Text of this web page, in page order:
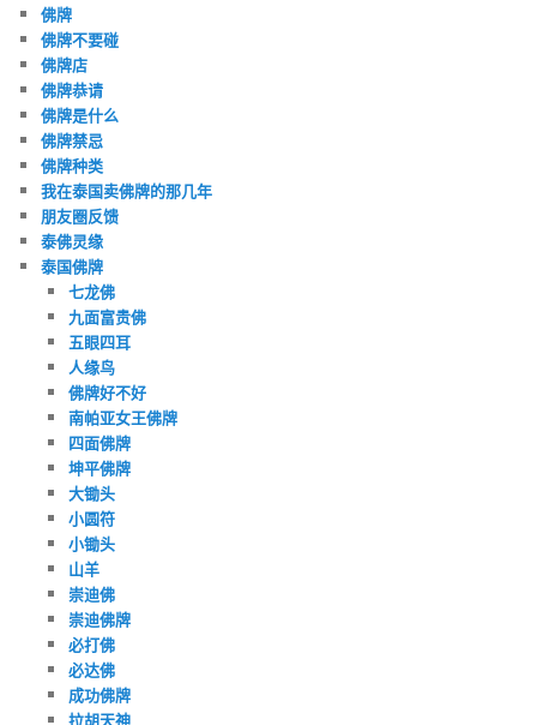
佛牌
佛牌不要碰
佛牌店
佛牌恭请
佛牌是什么
佛牌禁忌
佛牌种类
我在泰国卖佛牌的那几年
朋友圈反馈
泰佛灵缘
泰国佛牌
七龙佛
九面富贵佛
五眼四耳
人缘鸟
佛牌好不好
南帕亚女王佛牌
四面佛牌
坤平佛牌
大锄头
小圆符
小锄头
山羊
崇迪佛
崇迪佛牌
必打佛
必达佛
成功佛牌
拉胡天神